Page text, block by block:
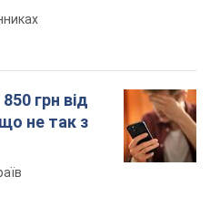
"Динамо"
й хвилині